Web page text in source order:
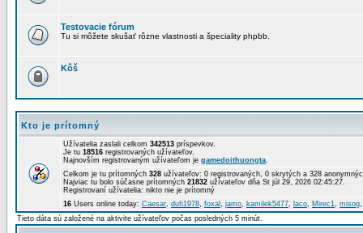
Testovacie fórum
Tu si môžete skušať rôzne vlastnosti a špeciality phpbb.
Kôš
Kto je prítomný
Užívatelia zaslali celkom 342513 príspevkov.
Je tu 18516 registrovaných užívateľov.
Najnovším registrovaným užívateľom je gamedoithuongta.
Celkom je tu prítomných 328 užívateľov: 0 registrovaných, 0 skrytých a 328
Najviac tu bolo súčasne prítomných 21832 užívateľov dňa St júl 29, 2026 02:45:27.
Registrovaní užívatelia: nikto nie je prítomný
16 Users online today: Caesar, dufi1978, foxal , jamo, kamilek5477, laco, Mirec1, misog
Tieto dáta sú založené na aktivite užívateľov počas posledných 5 minút.